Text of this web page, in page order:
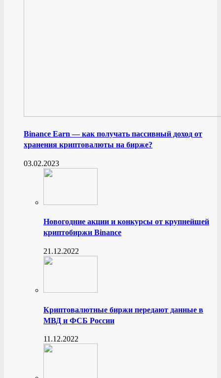
Binance Earn — как получать пассивный доход от
хранения криптовалюты на бирже?
03.02.2023
Новогодние акции и конкурсы от крупнейшей
криптобиржи Binance
21.12.2022
Криптовалютные биржи передают данные в
МВД и ФСБ России
11.12.2022